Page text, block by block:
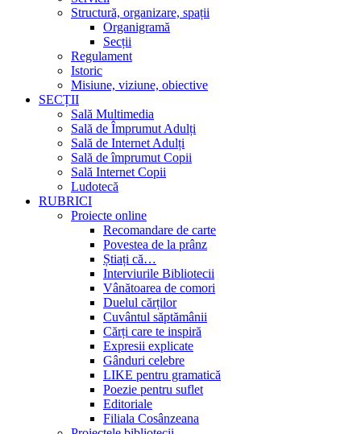
Structură, organizare, spații
Organigramă
Secții
Regulament
Istoric
Misiune, viziune, obiective
SECȚII
Sală Multimedia
Sală de Împrumut Adulți
Sală de Internet Adulți
Sală de împrumut Copii
Sală Internet Copii
Ludotecă
RUBRICI
Proiecte online
Recomandare de carte
Povestea de la prânz
Știați că…
Interviurile Bibliotecii
Vânătoarea de comori
Duelul cărților
Cuvântul săptămânii
Cărți care te inspiră
Expresii explicate
Gânduri celebre
LIKE pentru gramatică
Poezie pentru suflet
Editoriale
Filiala Cosânzeana